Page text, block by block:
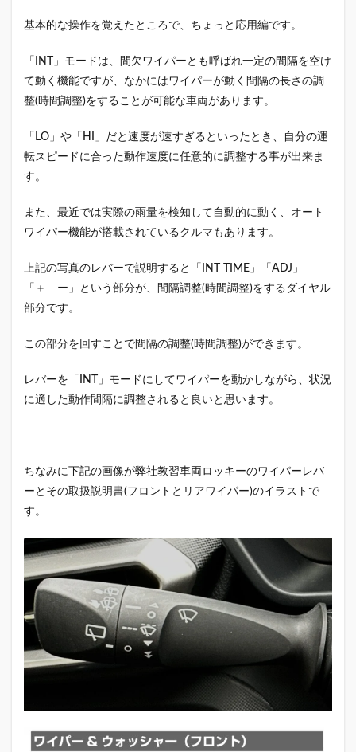
基本的な操作を覚えたところで、ちょっと応用編です。
「INT」モードは、間欠ワイパーとも呼ばれ一定の間隔を空け
て動く機能ですが、なかにはワイパーが動く間隔の長さの調
整(時間調整)をすることが可能な車両があります。
「LO」や「HI」だと速度が速すぎるといったとき、自分の運
転スピードに合った動作速度に任意的に調整する事が出来ま
す。
また、最近では実際の雨量を検知して自動的に動く、オート
ワイパー機能が搭載されているクルマもあります。
上記の写真のレバーで説明すると「INT TIME」「ADJ」
「＋ ー」という部分が、間隔調整(時間調整)をするダイヤル
部分です。
この部分を回すことで間隔の調整(時間調整)ができます。
レバーを「INT」モードにしてワイパーを動かしながら、状況
に適した動作間隔に調整されると良いと思います。
ちなみに下記の画像が弊社教習車両ロッキーのワイパーレバ
ーとその取扱説明書(フロントとリアワイパー)のイラストで
す。